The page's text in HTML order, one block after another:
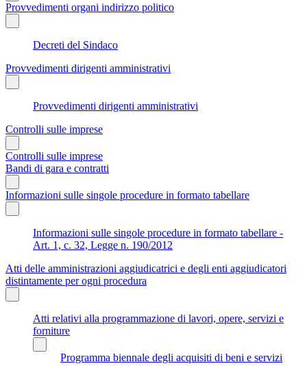
Provvedimenti organi indirizzo politico
Decreti del Sindaco
Provvedimenti dirigenti amministrativi
Provvedimenti dirigenti amministrativi
Controlli sulle imprese
Controlli sulle imprese
Bandi di gara e contratti
Informazioni sulle singole procedure in formato tabellare
Informazioni sulle singole procedure in formato tabellare -
Art. 1, c. 32, Legge n. 190/2012
Atti delle amministrazioni aggiudicatrici e degli enti aggiudicatori
distintamente per ogni procedura
Atti relativi alla programmazione di lavori, opere, servizi e
forniture
Programma biennale degli acquisiti di beni e servizi